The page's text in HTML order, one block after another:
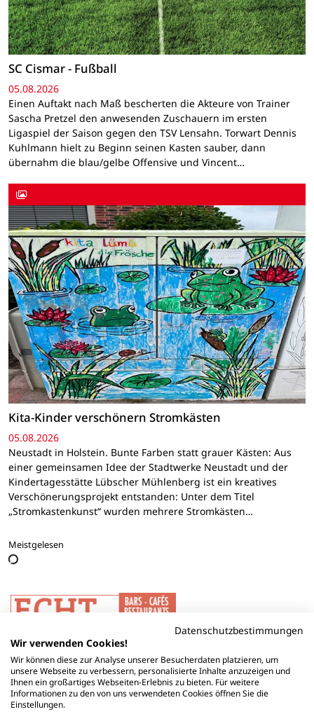
SC Cismar - Fußball
05.08.2026
Einen Auftakt nach Maß bescherten die Akteure von Trainer
Sascha Pretzel den anwesenden Zuschauern im ersten
Ligaspiel der Saison gegen den TSV Lensahn. Torwart Dennis
Kuhlmann hielt zu Beginn seinen Kasten sauber, dann
übernahm die blau/gelbe Offensive und Vincent…
Kita-Kinder verschönern Stromkästen
05.08.2026
Neustadt in Holstein. Bunte Farben statt grauer Kästen: Aus
einer gemeinsamen Idee der Stadtwerke Neustadt und der
Kindertagesstätte Lübscher Mühlenberg ist ein kreatives
Verschönerungsprojekt entstanden: Unter dem Titel
„Stromkastenkunst“ wurden mehrere Stromkästen…
Meistgelesen
Datenschutzbestimmungen
Wir verwenden Cookies!
Wir können diese zur Analyse unserer Besucherdaten platzieren, um
unsere Webseite zu verbessern, personalisierte Inhalte anzuzeigen und
Ihnen ein großartiges Webseiten-Erlebnis zu bieten. Für weitere
Informationen zu den von uns verwendeten Cookies öffnen Sie die
Einstellungen.